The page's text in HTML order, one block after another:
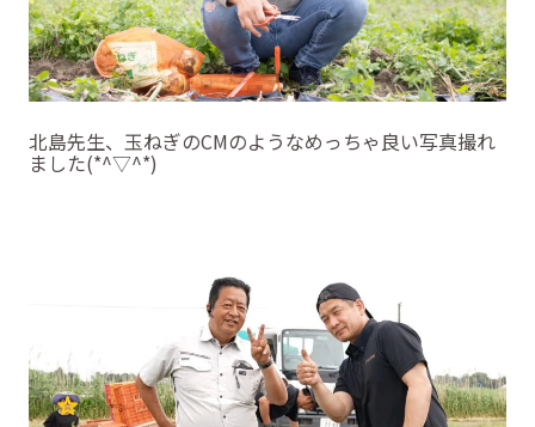
北島先生、玉ねぎのCMのようなめっちゃ良い写真撮れ
ました(*^▽^*)